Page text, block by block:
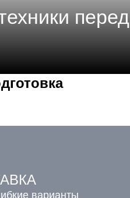
перед
варианты